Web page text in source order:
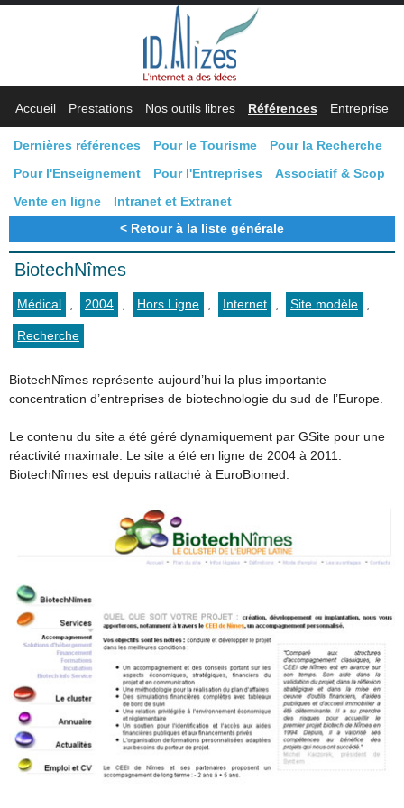
Accueil Prestations Nos outils libres Références Entreprise
Dernières références Pour le Tourisme
Pour la Recherche
Pour l'Enseignement
Pour l'Entreprises
Associatif & Scop
Vente en ligne
Intranet et Extranet
Retour à la liste générale
BiotechNîmes
Médical 2004 Hors Ligne Internet Site modèle
Recherche
BiotechNîmes représente aujourd’hui la plus importante
concentration d’entreprises de biotechnologie du sud de l’Europe.
Le contenu du site a été géré dynamiquement par GSite pour une
réactivité maximale. Le site a été en ligne de 2004 à 2011.
BiotechNîmes est depuis rattaché à EuroBiomed.